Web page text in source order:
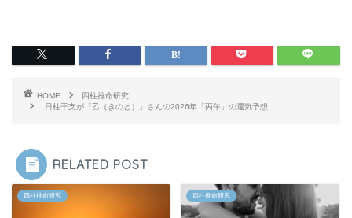
HOME
四柱推命研究
日柱干支が「乙（きのと）」さんの2026年「丙午」の運気予想
RELATED POST
四柱推命研究 四柱推命研究